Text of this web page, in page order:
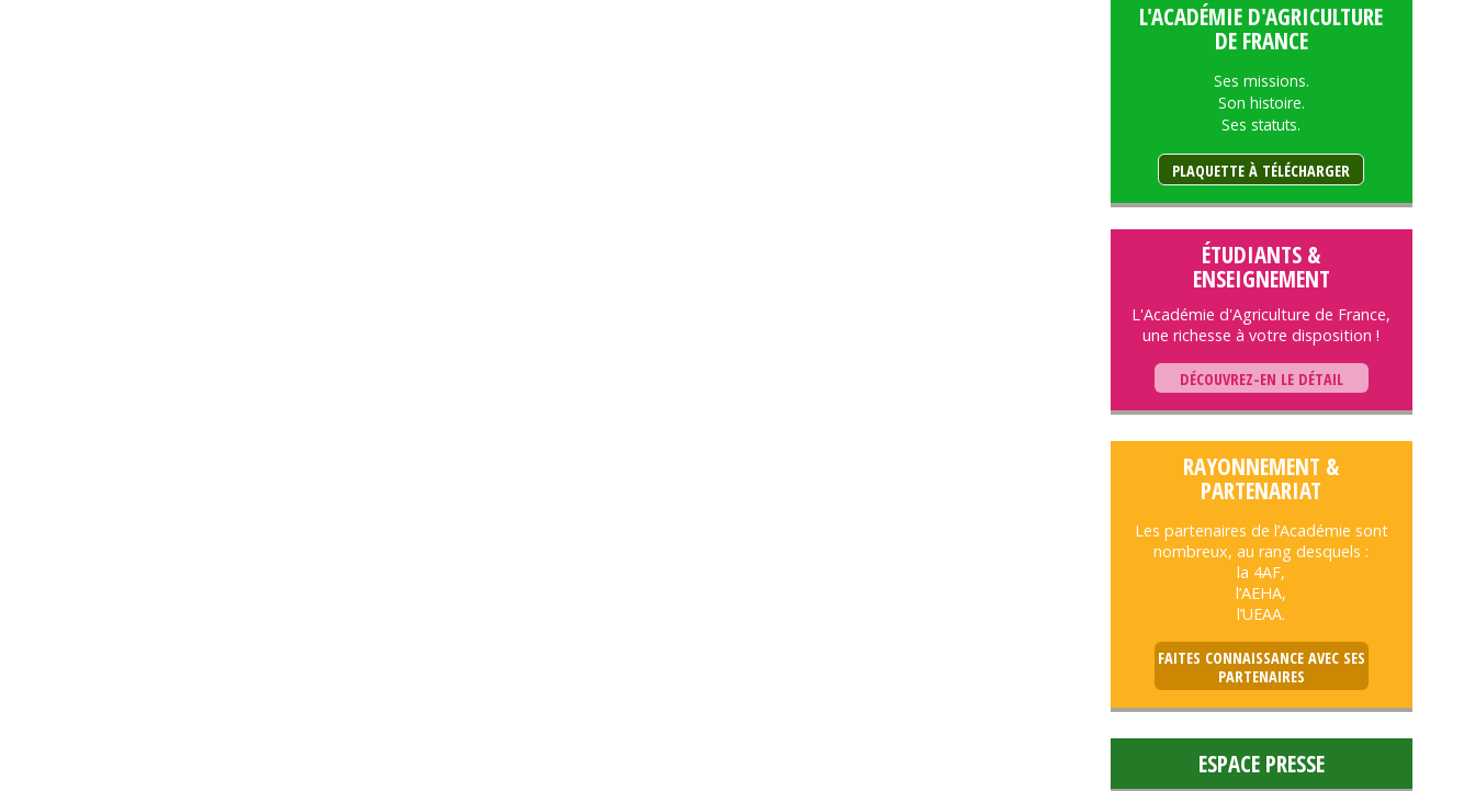
L'ACADÉMIE D'AGRICULTURE
DE FRANCE
Ses missions.
Son histoire.
Ses statuts.
PLAQUETTE À TÉLÉCHARGER
ÉTUDIANTS &
ENSEIGNEMENT
L'Académie d'Agriculture de France,
une richesse à votre disposition !
DÉCOUVREZ-EN LE DÉTAIL
RAYONNEMENT &
PARTENARIAT
Les partenaires de l’Académie sont
nombreux, au rang desquels :
la 4AF,
l’AEHA,
l’UEAA.
FAITES CONNAISSANCE AVEC SES
PARTENAIRES
ESPACE PRESSE